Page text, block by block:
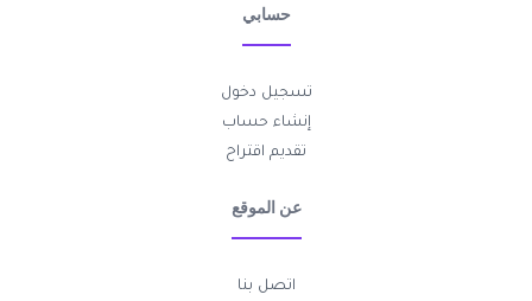
حسابي
تسجيل دخول
إنشاء حساب
تقديم اقتراح
عن الموقع
اتصل بنا